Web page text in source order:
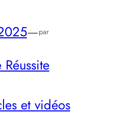
—par
et vidéos